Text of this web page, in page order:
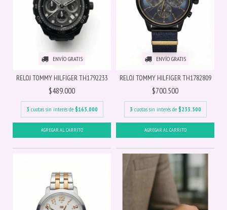
ENVÍO GRATIS
RELOJ TOMMY HILFIGER TH1792233
$489.000
3 cuotas sin interés de $163.000
ENVÍO GRATIS
RELOJ TOMMY HILFIGER TH1782809
$700.500
3 cuotas sin interés de $233.500